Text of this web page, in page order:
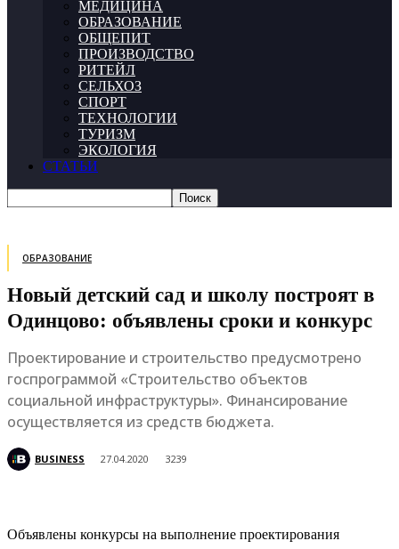
МЕДИЦИНА
ОБРАЗОВАНИЕ
ОБЩЕПИТ
ПРОИЗВОДСТВО
РИТЕЙЛ
СЕЛЬХОЗ
СПОРТ
ТЕХНОЛОГИИ
ТУРИЗМ
ЭКОЛОГИЯ
СТАТЬИ
ОБРАЗОВАНИЕ
Новый детский сад и школу построят в
Одинцово: объявлены сроки и конкурс
Проектирование и строительство предусмотрено
госпрограммой «Строительство объектов
социальной инфраструктуры». Финансирование
осуществляется из средств бюджета.
BUSINESS 27.04.2020 3239
Объявлены конкурсы на выполнение проектирования